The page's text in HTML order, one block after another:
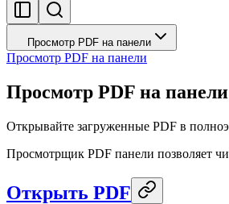
Просмотр PDF на панели
Просмотр PDF на панели
Просмотр PDF на панели
Открывайте загруженные PDF в
Просмотрщик PDF панели позволяет
Открыть PDF